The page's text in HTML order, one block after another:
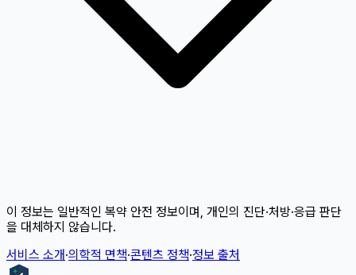
이 정보는 일반적인 복약 안전 정보이며, 개인의 진단·처방·응급 판단
을 대체하지 않습니다.
서비스 소개·의학적 면책·콘텐츠 정책·정보 출처